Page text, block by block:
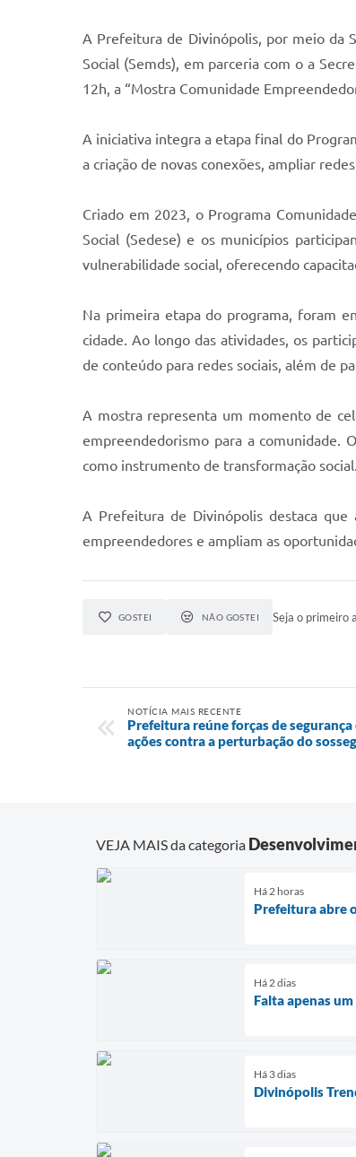
A Prefeitura de Divinópolis, por meio da
Social (Semds), em parceria com o a
12h, a “Mostra Comunidade
A iniciativa integra a etapa final do
a criação de novas conexões, ampliar
Criado em 2023, o Programa
Social (Sedese) e os municípios
vulnerabilidade social, oferecendo
Na primeira etapa do programa, foram
cidade. Ao longo das atividades, os
de conteúdo para redes sociais, além de
A mostra representa um momento de
empreendedorismo para a comunidade.
como instrumento de transformação social.
A Prefeitura de Divinópolis destaca que
empreendedores e ampliam as
GOSTEI NÃO GOSTEI Seja o primeiro
NOTÍCIA MAIS RECENTE
Prefeitura reúne forças de
ações contra a perturbação do
VEJA MAIS da categoria
Há 2 horas
Prefeitura abre
Há 2 dias
Falta apenas
Há 3 dias
Divinópolis